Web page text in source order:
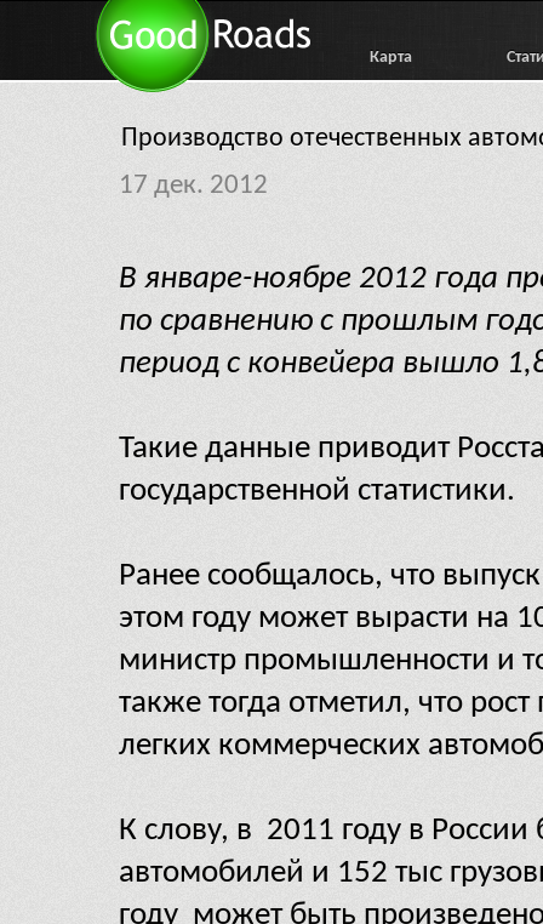
Карта
Производство отечественных
17 дек. 2012
В январе-ноябре 2012 года
по сравнению с прошлым
период с конвейера вышло
Такие данные приводит
государственной статистики.
Ранее сообщалось, что
этом году может вырасти на
министр промышленности и
также тогда отметил, что
легких коммерческих
К слову, в 2011 году в
автомобилей и 152 тыс
году может быть